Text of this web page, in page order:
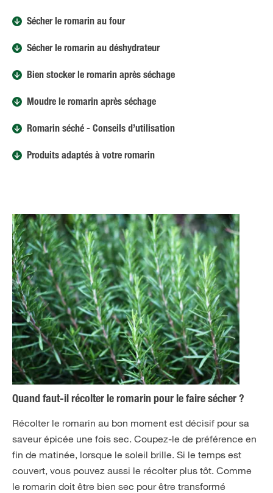
Sécher le romarin au four
Sécher le romarin au déshydrateur
Bien stocker le romarin après séchage
Moudre le romarin après séchage
Romarin séché - Conseils d’utilisation
Produits adaptés à votre romarin
Quand faut-il récolter le romarin pour le faire sécher ?
Récolter le romarin au bon moment est décisif pour sa
saveur épicée une fois sec. Coupez-le de préférence en
fin de matinée, lorsque le soleil brille. Si le temps est
couvert, vous pouvez aussi le récolter plus tôt. Comme
le romarin doit être bien sec pour être transformé